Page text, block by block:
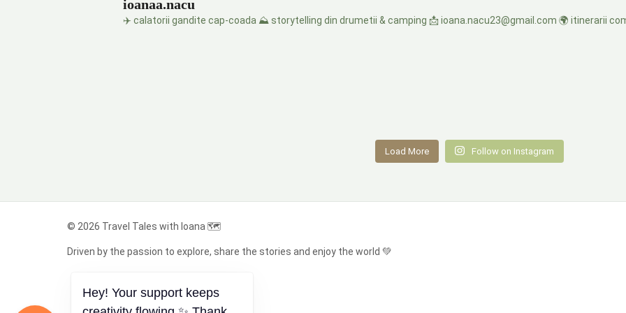
ÎN
NATURĂ
ioanaa.nacu
✈️ calatorii gandite cap-coada ⛰️ storytelling din drumetii & camping 📩 ioana.nacu23@gmail.com 🌍 itinerarii
Load More Follow on Instagram
© 2026 Travel Tales with Ioana 🗺️
Driven by the passion to explore, share the stories and enjoy the world 💚
Despre mine
Contact
Hey! Your support keeps